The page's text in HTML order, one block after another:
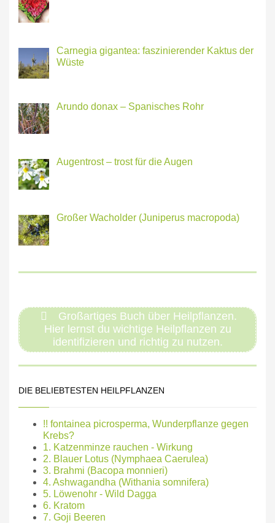
Carnegia gigantea: faszinierender Kaktus der
Wüste
Arundo donax – Spanisches Rohr
Augentrost – trost für die Augen
Großer Wacholder (Juniperus macropoda)
Großartiges Buch über Heilpflanzen.
Hier lernst du wichtige Heilpflanzen zu
identifizieren und richtig zu nutzen.
DIE BELIEBTESTEN HEILPFLANZEN
!! fontainea picrosperma, Wunderpflanze gegen
Krebs?
1. Katzenminze rauchen - Wirkung
2. Blauer Lotus (Nymphaea Caerulea)
3. Brahmi (Bacopa monnieri)
4. Ashwagandha (Withania somnifera)
5. Löwenohr - Wild Dagga
6. Kratom
7. Goji Beeren